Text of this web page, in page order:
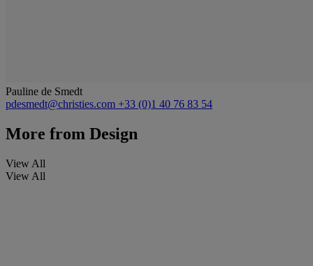
Pauline de Smedt
pdesmedt@christies.com +33 (0)1 40 76 83 54
More from Design
View All
View All